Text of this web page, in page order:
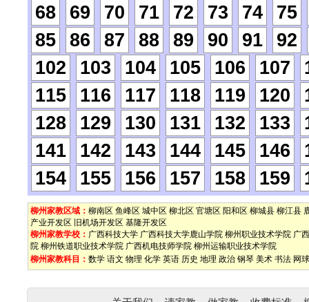
68
69 70 71 72 73 74
75
85
86 87 88 89 90 91
92
102
103 104 105 106 107
115
116 117 118 119 120
128
129 130 131 132 133
141
142 143 144 145 146
154
155 156 157 158 159
柳州家教区域： 柳南区 鱼峰区 城中区 柳北区 官塘区 阳和区 柳城县 柳江县
产业开发区
旧机场开发区 基隆开发区
柳州家教学校： 广西科技大学 广西科技大学鹿山学院 柳州职业技术学院 广
院 柳州铁道职业技术学院 广西机电技师学院 柳州运输职业技术学院
柳州家教科目： 数学 语文 物理 化学 英语 历史 地理 政治 钢琴 美术 书法 网球